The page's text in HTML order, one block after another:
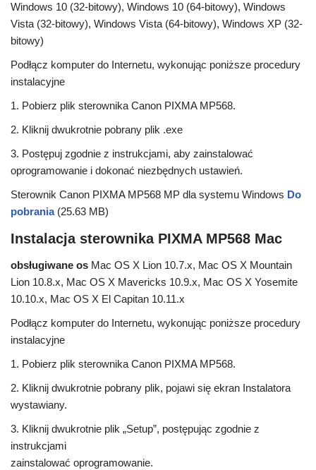
Windows 10 (32-bitowy), Windows 10 (64-bitowy), Windows
Vista (32-bitowy), Windows Vista (64-bitowy), Windows XP (32-
bitowy)
Podłącz komputer do Internetu, wykonując poniższe procedury
instalacyjne
1. Pobierz plik sterownika Canon PIXMA MP568.
2. Kliknij dwukrotnie pobrany plik .exe
3. Postępuj zgodnie z instrukcjami, aby zainstalować
oprogramowanie i dokonać niezbędnych ustawień.
Sterownik Canon PIXMA MP568 MP dla systemu Windows Do
pobrania (25.63 MB)
Instalacja sterownika PIXMA MP568 Mac
obsługiwane os Mac OS X Lion 10.7.x, Mac OS X Mountain
Lion 10.8.x, Mac OS X Mavericks 10.9.x, Mac OS X Yosemite
10.10.x, Mac OS X El Capitan 10.11.x
Podłącz komputer do Internetu, wykonując poniższe procedury
instalacyjne
1. Pobierz plik sterownika Canon PIXMA MP568.
2. Kliknij dwukrotnie pobrany plik, pojawi się ekran Instalatora
wystawiany.
3. Kliknij dwukrotnie plik „Setup”, postępując zgodnie z
instrukcjami
zainstalować oprogramowanie.